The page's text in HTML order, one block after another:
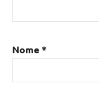
de
com
Nome*